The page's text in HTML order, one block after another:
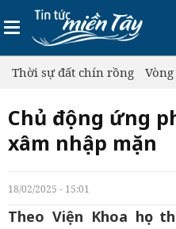
Thời sự đất chín rồng
Chủ động ứng
xâm nhập mặn
18/02/2025 - 15:01
Theo Viện Khoa học